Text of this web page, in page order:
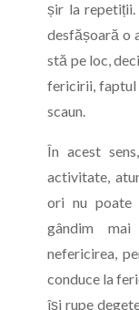
șir la repetiții.
desfășoară o
stă pe loc,
fericirii, faptul
scaun.
În acest
activitate,
ori nu poate
gândim
nefericirea,
conduce la
își rupe